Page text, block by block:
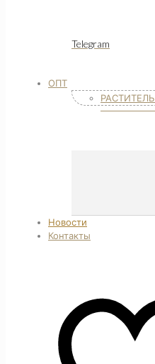
Telegram
ОПТ
Новости
Контакты